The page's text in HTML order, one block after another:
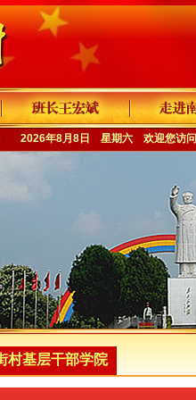
2026年8月8日 星期六 欢迎您访问
村基层干部学院